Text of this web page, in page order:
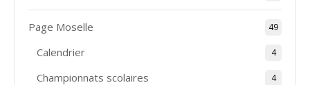
Page Moselle 49
Calendrier 4
Championnats scolaires 4